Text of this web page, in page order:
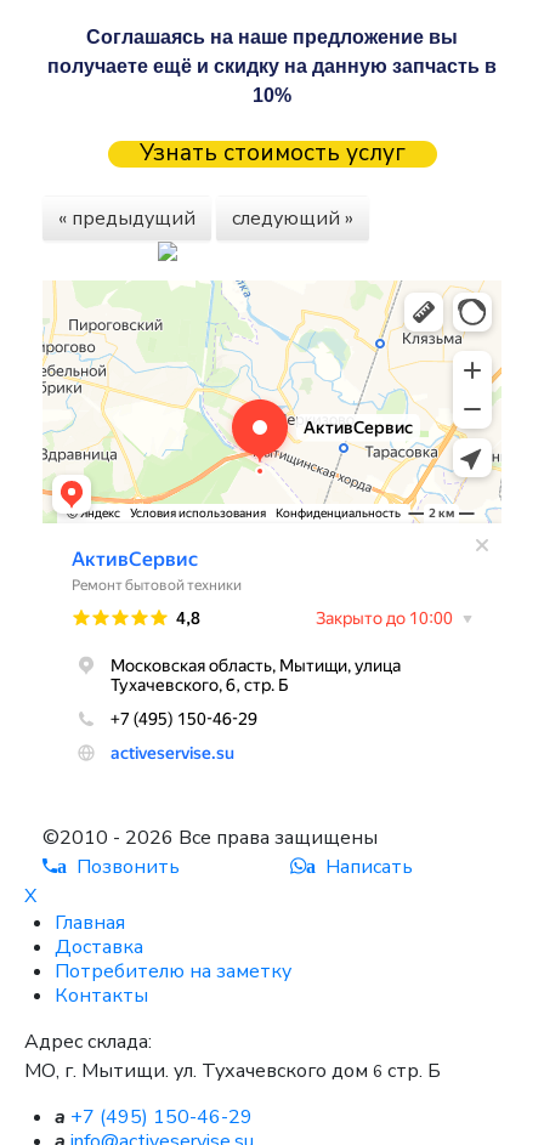
Соглашаясь на наше предложение вы
получаете ещё и скидку на данную запчасть в
10%
Узнать стоимость услуг
« предыдущий следующий »
©2010 - 2026 Все права защищены
a Позвонить a
Написать
X
Главная
Доставка
Потребителю на заметку
Контакты
Адрес склада:
МО, г. Мытищи. ул. Тухачевского дом 6 стр. Б
a +7 (495) 150-46-29